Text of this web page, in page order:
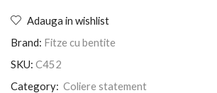
Adauga in wishlist
Brand: Fitze cu bentite
SKU: C452
Category: Coliere statement